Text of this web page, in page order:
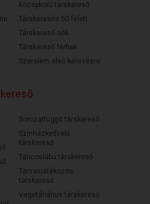
Középkorú társkereső
Társkeresés 50 felett
Társkereső nők
Társkereső férfiak
Szerelem első keresésre
Sorozatfüggő társkereső
Színházkedvelő
társkereső
Táncoslábú társkereső
Társasjátékozós
társkereső
Vegetáriánus társkereső